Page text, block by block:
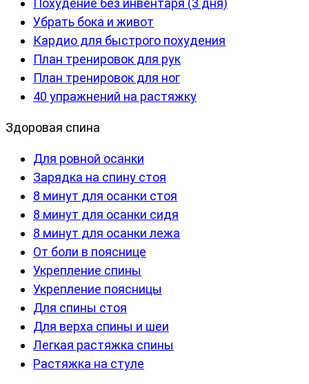
Похудение без инвентаря (3 дня)
Убрать бока и живот
Кардио для быстрого похудения
План тренировок для рук
План тренировок для ног
40 упражнений на растяжку
Здоровая спина
Для ровной осанки
Зарядка на спину стоя
8 минут для осанки стоя
8 минут для осанки сидя
8 минут для осанки лежа
От боли в пояснице
Укрепление спины
Укрепление поясницы
Для спины стоя
Для верха спины и шеи
Легкая растяжка спины
Растяжка на стуле